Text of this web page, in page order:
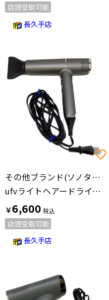
店頭受取可能
長久手店
その他ブランド(ソノタブランド)
ufvライトヘアードライヤー bh-D1200
￥6,600
店頭受取可能
長久手店